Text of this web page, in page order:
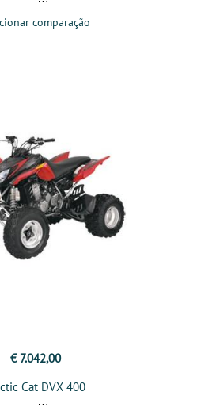
comparação
€ 7.042,00
Cat DVX 400